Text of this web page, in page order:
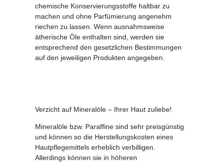
chemische Konservierungsstoffe haltbar zu
machen und ohne Parfümierung angenehm
riechen zu lassen. Wenn ausnahmsweise
ätherische Öle enthalten sind, werden sie
entsprechend den gesetzlichen Bestimmungen
auf den jeweiligen Produkten angegeben.
Verzicht auf Mineralöle – Ihrer Haut zuliebe!
Mineralöle bzw. Paraffine sind sehr preisgünstig
und können so die Herstellungskosten eines
Hautpflegemittels erheblich verbilligen.
Allerdings können sie in höheren